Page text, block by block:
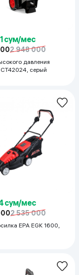
сум/мес
2 948 000
давления
серый
сум/мес
2 535 000
EPA EGK 1600,